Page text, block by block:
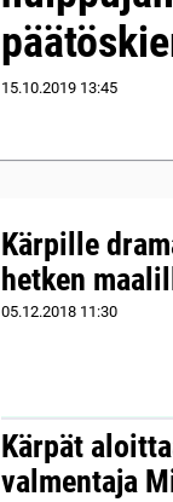
15.10.2019 13:45
Kärpille
hetken
05.12.2018 11:30
Kärpät
valmentaja